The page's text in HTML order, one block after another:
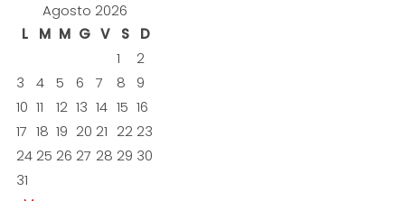
Agosto 2026
L
M M G V S
D
1
2
3
4 5 6 7 8
9
10 11 12 13 14 15 16
17 18 19 20 21 22 23
24 25 26 27 28 29 30
31